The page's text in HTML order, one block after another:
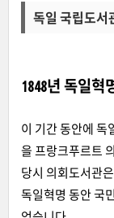
독일 국립도서
1848년 독일혁
이 기간 동안에 독
을 프랑크푸르트
당시 의회도서관
독일혁명 동안 국